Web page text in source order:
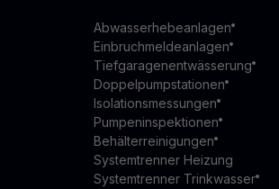
Abwasserhebeanlagen
Einbruchmeldeanlagen
Tiefgaragenentwässerung
Doppelpumpstationen
Isolationsmessungen
Pumpeninspektionen
Behälterreinigungen
Systemtrenner Heizung
Systemtrenner Trinkwasser